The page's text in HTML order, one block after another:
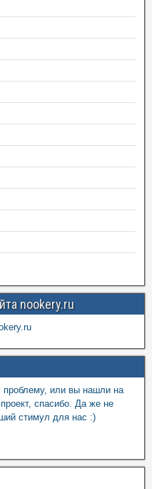
nookery.ru
или вы нашли на
спасибо. Да же не
стимул для нас :)